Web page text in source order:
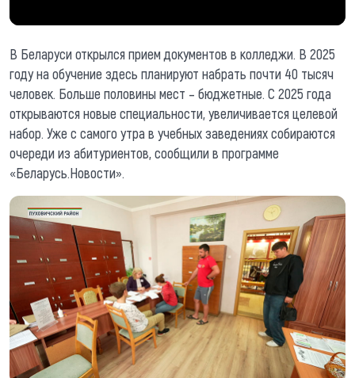
В Беларуси открылся прием документов в колледжи. В 2025
году на обучение здесь планируют набрать почти 40 тысяч
человек. Больше половины мест – бюджетные. С 2025 года
открываются новые специальности, увеличивается целевой
набор. Уже с самого утра в учебных заведениях собираются
очереди из абитуриентов, сообщили в программе
«Беларусь.Новости».